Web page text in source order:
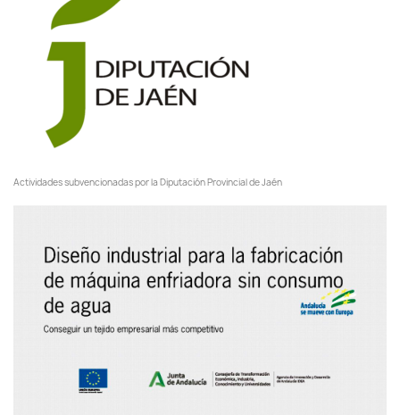
Actividades subvencionadas por la Diputación Provincial de Jaén